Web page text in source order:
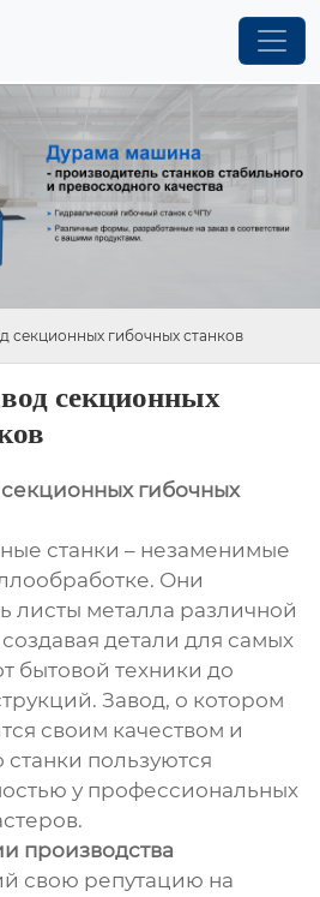
секционных гибочных станков
секционных
гибочных
станки – незаменимые
Они
листы металла различной
детали для самых
бытовой техники до
Завод, о котором
своим качеством и
пользуются
у профессиональных
производства
свою репутацию на